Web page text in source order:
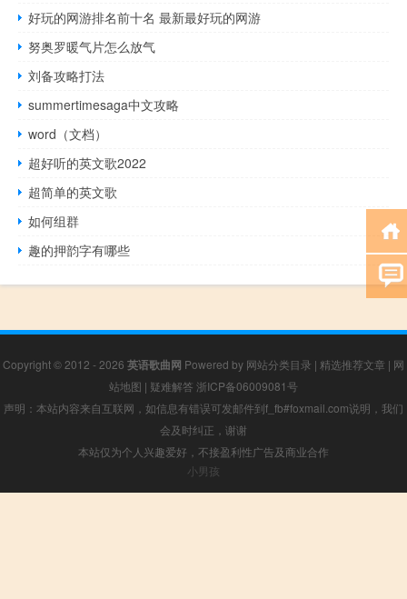
好玩的网游排名前十名 最新最好玩的网游
努奥罗暖气片怎么放气
刘备攻略打法
summertimesaga中文攻略
word（文档）
超好听的英文歌2022
超简单的英文歌
如何组群
趣的押韵字有哪些
Copyright © 2012 - 2026 英语歌曲网 Powered by 网站分类目录 | 精选推荐文章 | 网
站地图 | 疑难解答 浙ICP备06009081号
声明：本站内容来自互联网，如信息有错误可发邮件到f_fb#foxmail.com说明，我们
会及时纠正，谢谢
本站仅为个人兴趣爱好，不接盈利性广告及商业合作
小男孩